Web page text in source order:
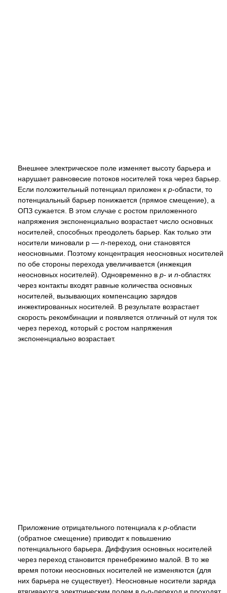
Внешнее электрическое поле изменяет высоту барьера и
нарушает равновесие потоков носителей тока через барьер.
Если положительный потенциал приложен к p-области, то
потенциальный барьер понижается (прямое смещение), а
ОПЗ сужается. В этом случае с ростом приложенного
напряжения экспоненциально возрастает число основных
носителей, способных преодолеть барьер. Как только эти
носители миновали p — n-переход, они становятся
неосновными. Поэтому концентрация неосновных носителей
по обе стороны перехода увеличивается (инжекция
неосновных носителей). Одновременно в p- и n-областях
через контакты входят равные количества основных
носителей, вызывающих компенсацию зарядов
инжектированных носителей. В результате возрастает
скорость рекомбинации и появляется отличный от нуля ток
через переход, который с ростом напряжения
экспоненциально возрастает.
Приложение отрицательного потенциала к p-области
(обратное смещение) приводит к повышению
потенциального барьера. Диффузия основных носителей
через переход становится пренебрежимо малой. В то же
время потоки неосновных носителей не изменяются (для
них барьера не существует). Неосновные носители заряда